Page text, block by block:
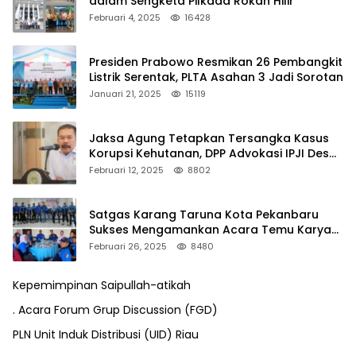
Februari 4, 2025 16428
Presiden Prabowo Resmikan 26 Pembangkit
Listrik Serentak, PLTA Asahan 3 Jadi Sorotan
Januari 21, 2025 15119
Jaksa Agung Tetapkan Tersangka Kasus
Korupsi Kehutanan, DPP Advokasi IPJI Desak
Pengusutan Pajak RAPP
Februari 12, 2025 8802
Satgas Karang Taruna Kota Pekanbaru
Sukses Mengamankan Acara Temu Karya
VII Karang Taruna Pekanbaru
Februari 26, 2025 8480
Kepemimpinan Saipullah-atikah
. Acara Forum Grup Discussion (FGD)
PLN Unit Induk Distribusi (UID) Riau